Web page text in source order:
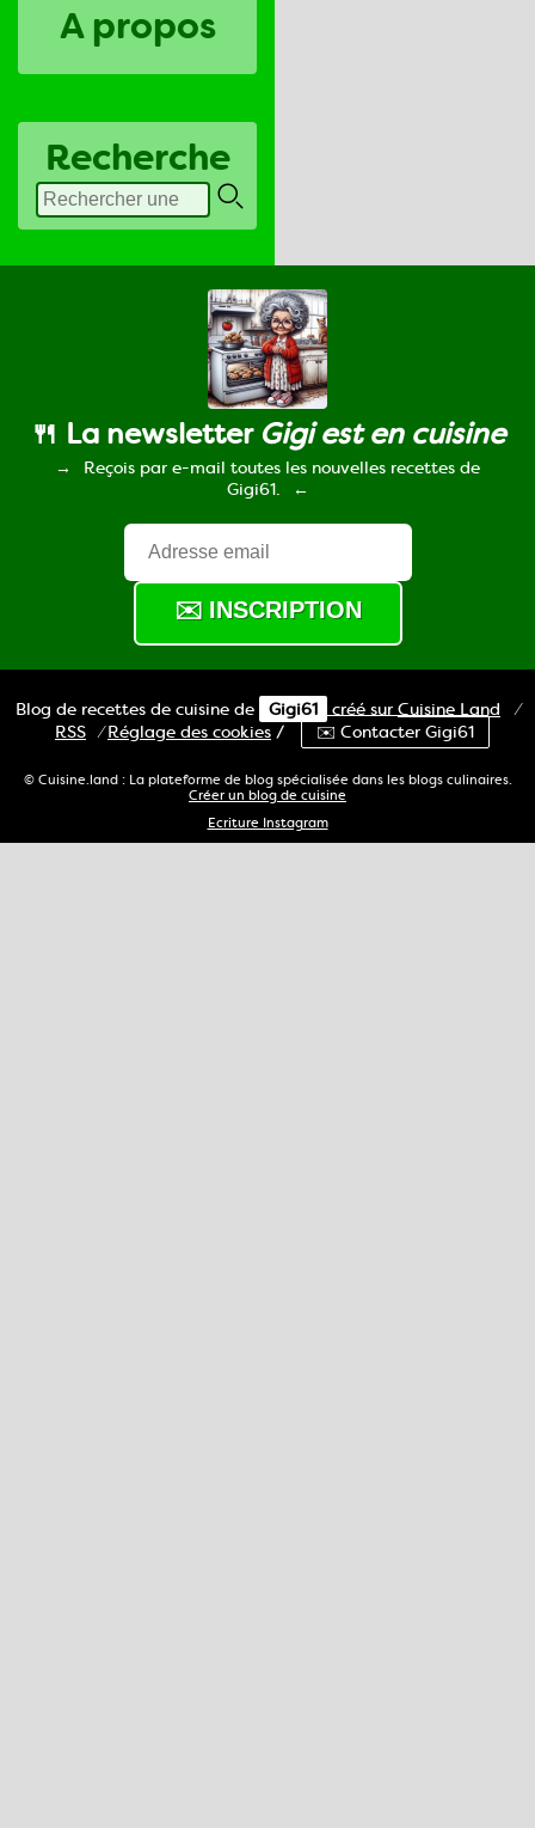
A propos
Recherche
🍴 La newsletter Gigi est en cuisine
Reçois par e-mail toutes les nouvelles recettes de
Gigi61.
Blog de recettes de cuisine de Gigi61 créé sur Cuisine Land
⁄
RSS ⁄Réglage des cookies / ✉️ Contacter Gigi61
© Cuisine.land : La plateforme de blog spécialisée dans les blogs culinaires.
Créer un blog de cuisine
Ecriture Instagram